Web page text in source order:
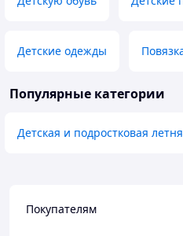
Детские одежды
Популярные категории
Детская и подростковая
Покупателям